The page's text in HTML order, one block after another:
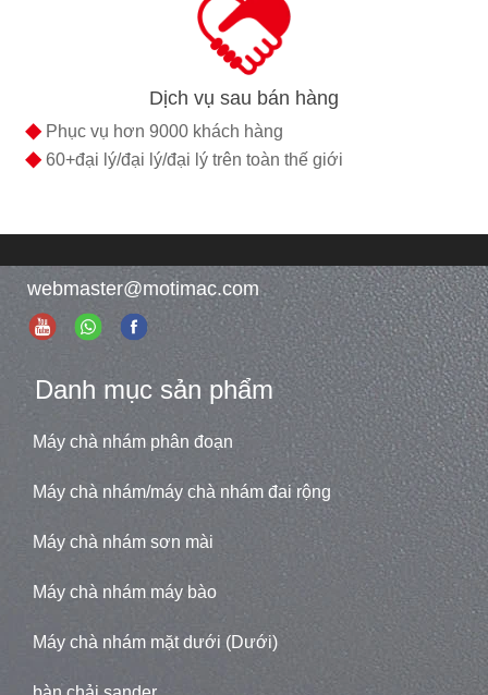
Dịch vụ sau bán hàng
◆Phục vụ hơn 9000 khách hàng
◆60+đại lý/đại lý/đại lý trên toàn thế giới
webmaster@motimac.com
Danh mục sản phẩm
Máy chà nhám phân đoạn
Máy chà nhám/máy chà nhám đai rộng
Máy chà nhám sơn mài
Máy chà nhám máy bào
Máy chà nhám mặt dưới (Dưới)